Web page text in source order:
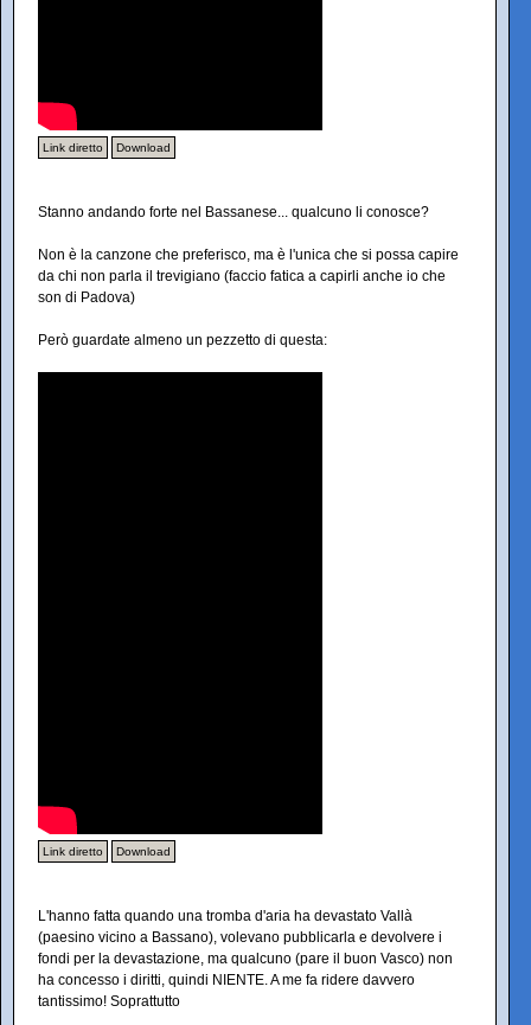
Link diretto Download
Stanno andando forte nel Bassanese... qualcuno li conosce?
Non è la canzone che preferisco, ma è l'unica che si possa capire
da chi non parla il trevigiano (faccio fatica a capirli anche io che
son di Padova)
Però guardate almeno un pezzetto di questa:
Link diretto Download
L'hanno fatta quando una tromba d'aria ha devastato Vallà
(paesino vicino a Bassano), volevano pubblicarla e devolvere i
fondi per la devastazione, ma qualcuno (pare il buon Vasco) non
ha concesso i diritti, quindi NIENTE. A me fa ridere davvero
tantissimo! Soprattutto